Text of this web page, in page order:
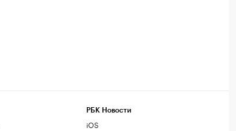
РБК Новости
iOS